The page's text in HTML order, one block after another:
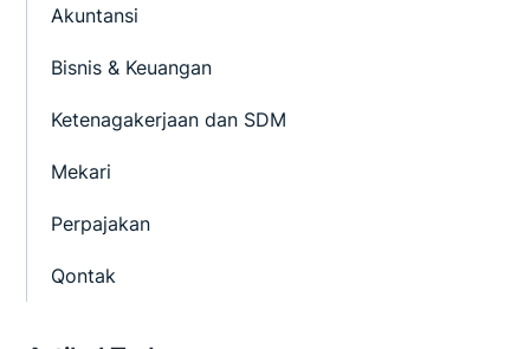
Akuntansi
Bisnis & Keuangan
Ketenagakerjaan dan SDM
Mekari
Perpajakan
Qontak